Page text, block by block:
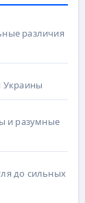
различия
Украины
и разумные
до сильных